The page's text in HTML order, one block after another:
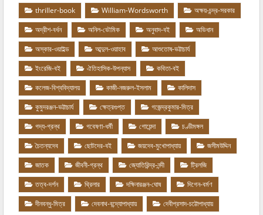
thriller-book
William-Wordsworth
অক্ষয়-চন্দ্র-সরকার
অদ্রীশ-বর্ধন
অনিল-ভৌমিক অনুবাদ-বই
অভিধান
অস্কার-ওয়াইল্ড
আব্দুল-ওয়াহাব
আশুতোষ-ভট্টাচার্য
ইংরেজি-বই
ঐতিহাসিক-উপন্যাস
কবিতা-বই
কলেজ-বিশ্ববিদ্যালয়
কাজী-নজরুল-ইসলাম
কালিদাস
কুমুদরঞ্জন-ভট্টাচার্য
ক্ষেত্রগুপ্ত
গজেন্দ্রকুমার-মিত্র
গদ্য-গ্রন্থ
গবেষণা-ধর্মী গোয়েন্দা
চণ্ডীমঙ্গল
চৈতন্যদেব
ছোটদের-বই জয়দেব-মুখোপাধ্যায়
জসীমউদ্দিন
জাতক
জীবনী-গ্রন্থ জ্যোতিরিন্দ্র-নন্দী
ট্রিলজি
তত্ব-দর্শন
থ্রিলার দক্ষিনারঞ্জন-ঘোষ
দিগেন-বর্মণ
দীনবন্ধু-মিত্র
দেবনাথ-বন্দ্যোপাধ্যায়
দেবীপ্রসাদ-চট্টোপাধ্যায়